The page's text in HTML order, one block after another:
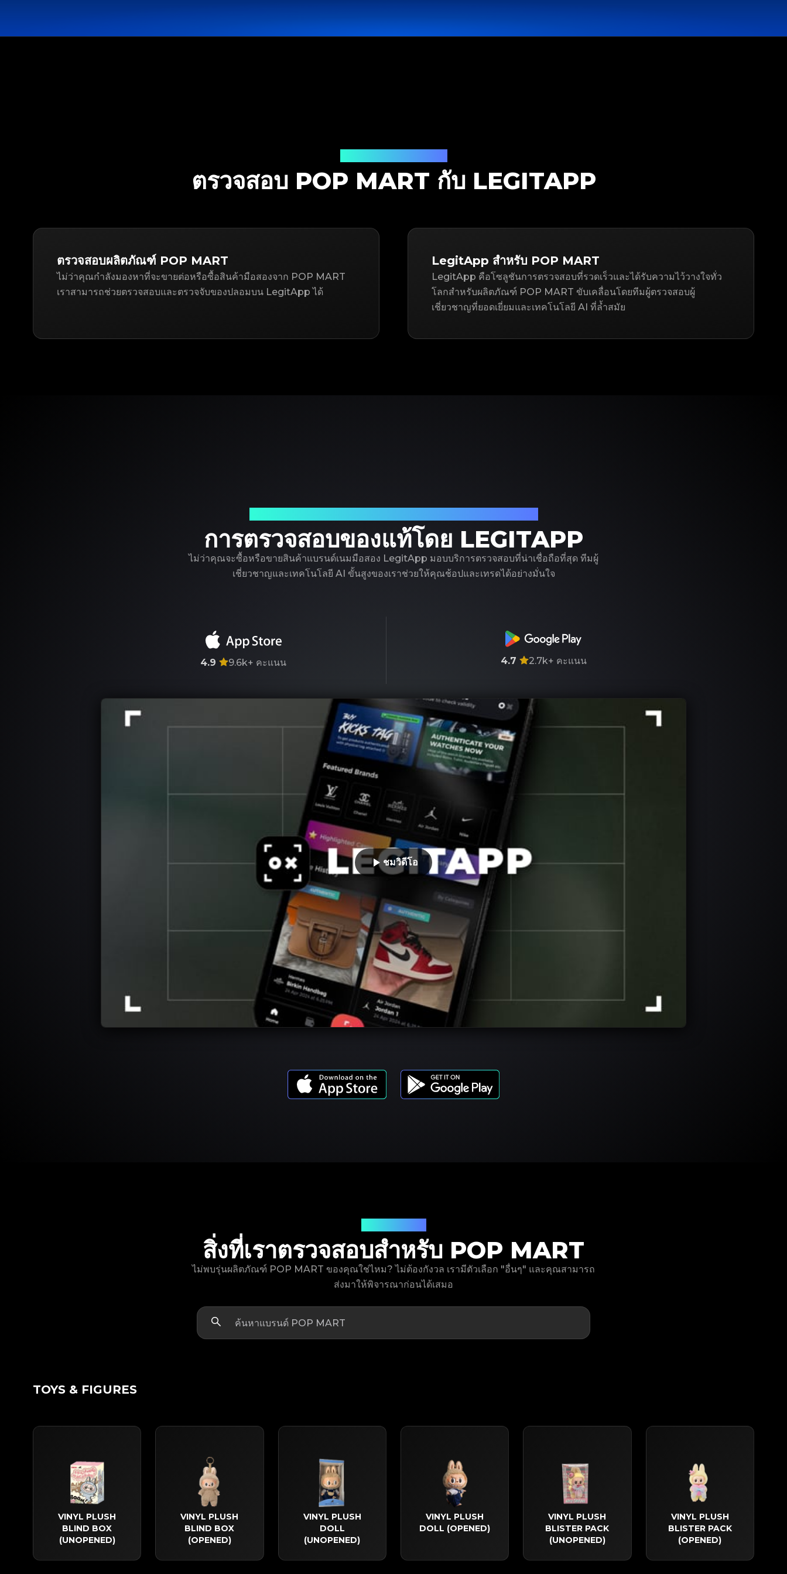
ตรวจสอบ POP MART กับ LEGITAPP
ตรวจสอบผลิตภัณฑ์ POP MART
ไม่ว่าคุณกำลังมองหาที่จะขายต่อหรือซื้อสินค้ามือสองจาก POP MART
เราสามารถช่วยตรวจสอบและตรวจจับของปลอมบน LegitApp ได้
LegitApp สำหรับ POP MART
LegitApp คือโซลูชันการตรวจสอบที่รวดเร็วและได้รับความไว้วางใจทั่ว
โลกสำหรับผลิตภัณฑ์ POP MART ขับเคลื่อนโดยทีมผู้ตรวจสอบผู้
เชี่ยวชาญที่ยอดเยี่ยมและเทคโนโลยี AI ที่ล้ำสมัย
การตรวจสอบของแท้โดย LEGITAPP
ไม่ว่าคุณจะซื้อหรือขายสินค้าแบรนด์เนมมือสอง LegitApp มอบบริการตรวจสอบที่น่าเชื่อถือที่สุด ทีมผู้
เชี่ยวชาญและเทคโนโลยี AI ขั้นสูงของเราช่วยให้คุณช้อปและเทรดได้อย่างมั่นใจ
4.9 9.6k+ คะแนน 4.7 2.7k+ คะแนน
ชมวิดีโอ
สิ่งที่เราตรวจสอบสำหรับ POP MART
ไม่พบรุ่นผลิตภัณฑ์ POP MART ของคุณใช่ไหม? ไม่ต้องกังวล เรามีตัวเลือก "อื่นๆ" และคุณสามารถ
ส่งมาให้พิจารณาก่อนได้เสมอ
TOYS & FIGURES
VINYL PLUSH
BLIND BOX
(UNOPENED)
VINYL PLUSH
BLIND BOX
(OPENED)
VINYL PLUSH
DOLL
(UNOPENED)
VINYL PLUSH
DOLL (OPENED)
VINYL PLUSH
BLISTER PACK
(UNOPENED)
VINYL PLUSH
BLISTER PACK
(OPENED)